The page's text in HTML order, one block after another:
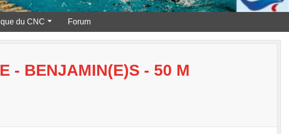
du CNC Forum
- BENJAMIN(E)S - 50 M